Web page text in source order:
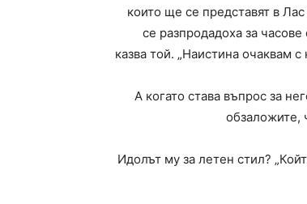
които ще се представят в
се разпродадоха за
казва той. „Наистина очаквам
А когато става въпрос за
обзаложите,
Идолът му за летен стил?